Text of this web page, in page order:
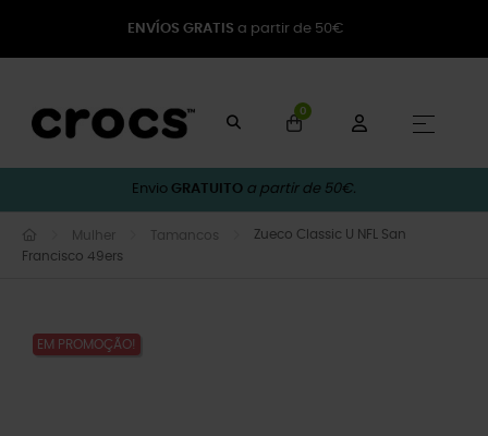
ENVÍOS GRATIS a partir de 50€
0
☰
Envio GRATUITO a partir de 50€.
Mulher Tamancos
Zueco Classic U NFL San
Francisco 49ers
EM PROMOÇÃO!